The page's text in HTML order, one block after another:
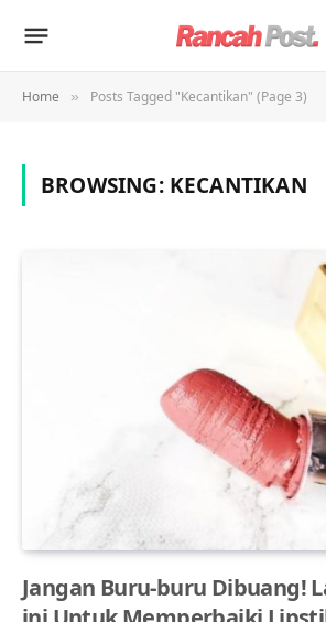
Home » Posts Tagged "Kecantikan" (Page 3)
BROWSING: KECANTIKAN
Jangan Buru-buru Dibuang!